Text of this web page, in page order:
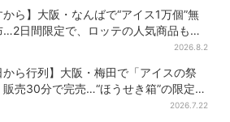
があのスイーツに変身…6年ぶ
り復活シェイクも
から】大阪・なんばで“アイス1万個”無
…2日間限定で、ロッテの人気商品もら
2026.8.2
から行列】大阪・梅田で「アイスの祭
販売30分で完売…“ほうせき箱”の限定メ
2026.7.22